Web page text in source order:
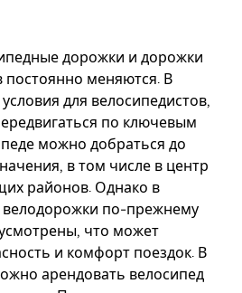
дорожки и дорожки
постоянно меняются. В
для велосипедистов,
по ключевым
можно добраться до
в том числе в центр
районов. Однако в
велодорожки по-прежнему
что может
и комфорт поездок. В
арендовать велосипед